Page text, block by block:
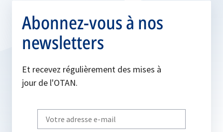
Abonnez-vous à nos
newsletters
Et recevez régulièrement des mises à
jour de l'OTAN.
Write
your